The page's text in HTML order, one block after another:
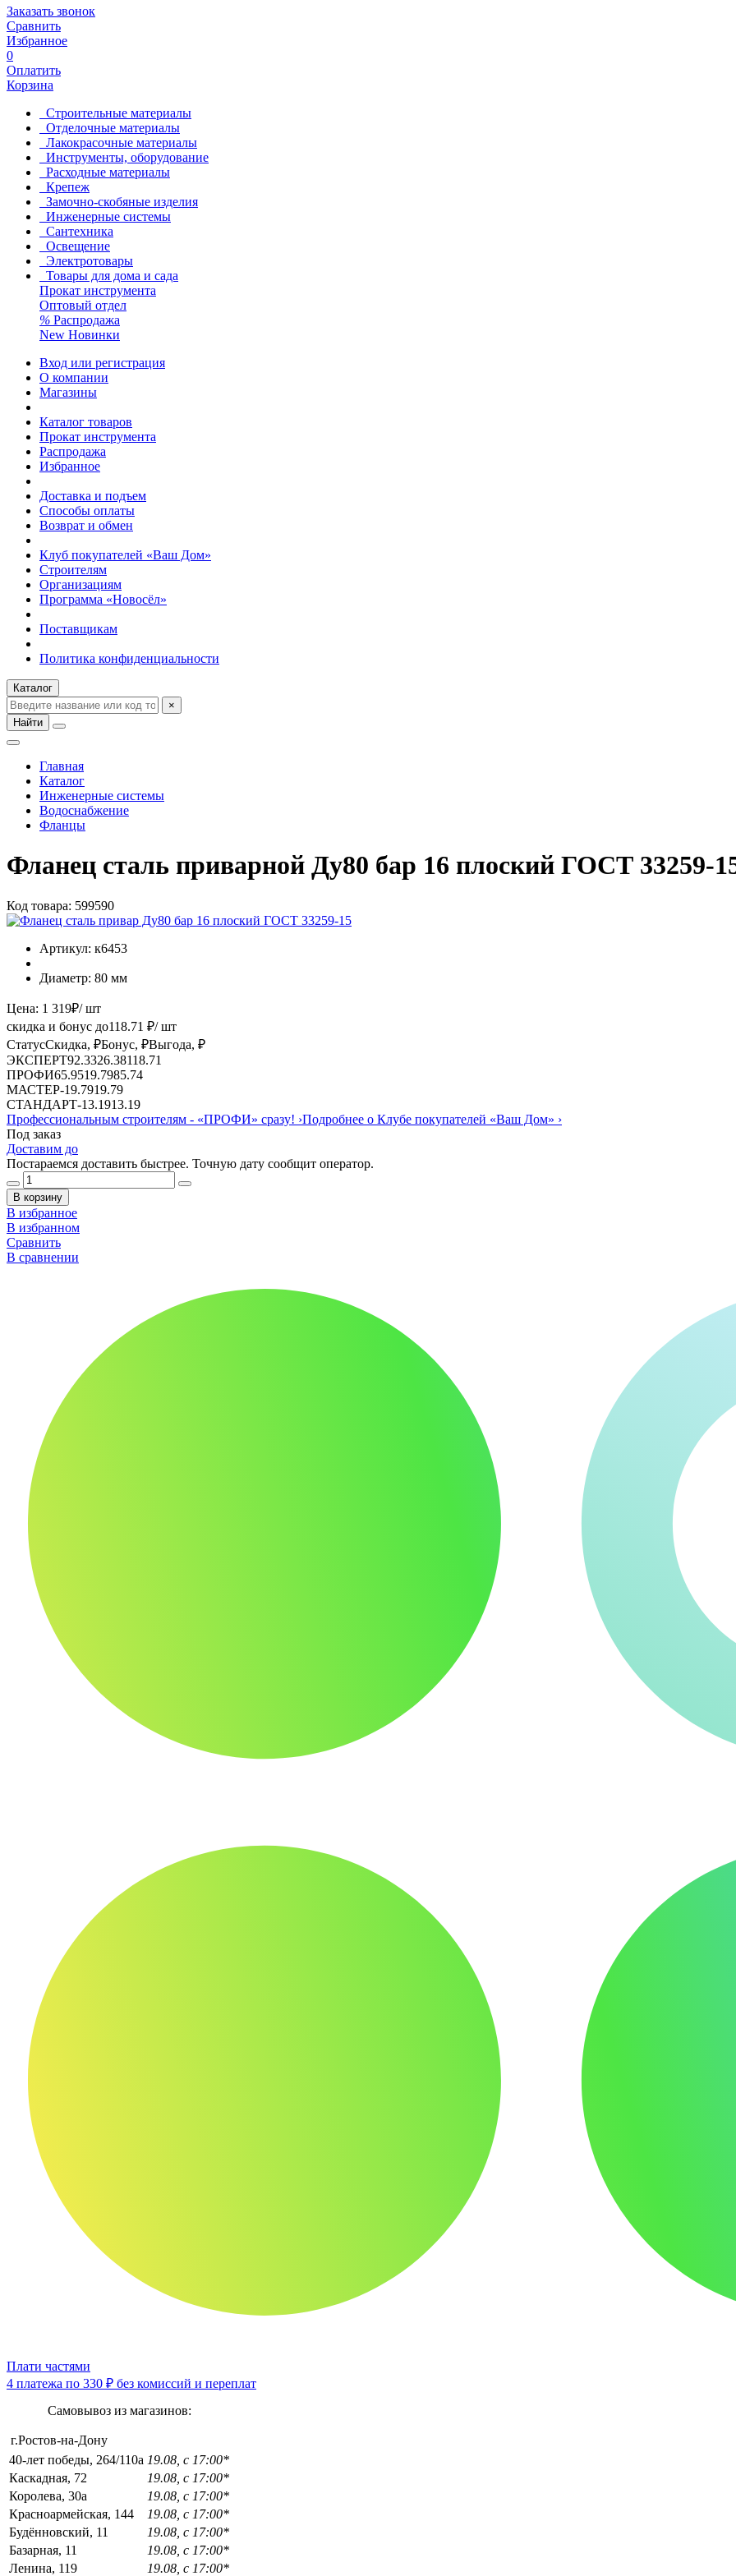
Заказать звонок
Сравнить
Избранное
0
Оплатить
Корзина
Строительные материалы
Отделочные материалы
Лакокрасочные материалы
Инструменты, оборудование
Расходные материалы
Крепеж
Замочно-скобяные изделия
Инженерные системы
Сантехника
Освещение
Электротовары
Товары для дома и сада
Прокат инструмента
Оптовый отдел
% Распродажа
New Новинки
Вход или регистрация
О компании
Магазины
Каталог товаров
Прокат инструмента
Распродажа
Избранное
Доставка и подъем
Способы оплаты
Возврат и обмен
Клуб покупателей «Ваш Дом»
Строителям
Организациям
Программа «Новосёл»
Поставщикам
Политика конфиденциальности
Каталог
×
Найти
Главная
Каталог
Инженерные системы
Водоснабжение
Фланцы
Фланец сталь приварной Ду80 бар 16 плоский ГОСТ 33259-
Код товара: 599590
Артикул: к6453
Диаметр: 80 мм
Цена: 1 319₽/ шт
скидка и бонус до118.71 ₽/ шт
СтатусСкидка, ₽Бонус, ₽Выгода, ₽
ЭКСПЕРТ92.3326.38118.71
ПРОФИ65.9519.7985.74
МАСТЕР-19.7919.79
СТАНДАРТ-13.1913.19
Профессиональным строителям - «ПРОФИ» сразу! ›Подробнее о Клубе покупателей «Ваш Дом» ›
Под заказ
Доставим до
Постараемся доставить быстрее. Точную дату сообщит оператор.
В корзину
В избранное
В избранном
Сравнить
В сравнении
Плати частями
4 платежа по 330 ₽ без комиссий и переплат
Самовывоз из магазинов:
г.Ростов-на-Дону
40-лет победы, 264/110а 19.08, с 17:00*
Каскадная, 72
19.08, с 17:00*
Королева, 30а
19.08, с 17:00*
Красноармейская, 144
19.08, с 17:00*
Будённовский, 11
19.08, с 17:00*
Базарная, 11
19.08, с 17:00*
Ленина, 119
19.08, с 17:00*